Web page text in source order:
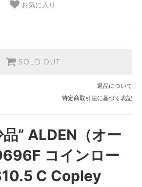
お気に入り
SOLD OUT
返品について
特定商取引法に基づく表記
” ALDEN（オー
コインロー
C Copley